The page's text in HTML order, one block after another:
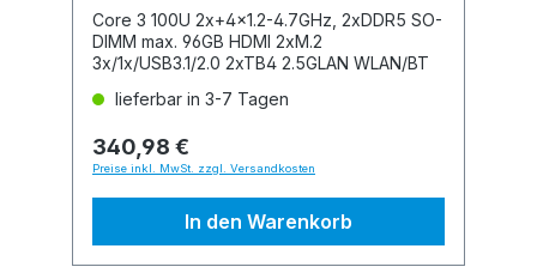
Core 3 100U 2x+4x1.2-4.7GHz, 2xDDR5 SO-
DIMM max. 96GB HDMI 2xM.2
3x/1x/USB3.1/2.0 2xTB4 2.5GLAN WLAN/BT
lieferbar in 3-7 Tagen
340,98 €
Preise inkl. MwSt. zzgl. Versandkosten
In den Warenkorb